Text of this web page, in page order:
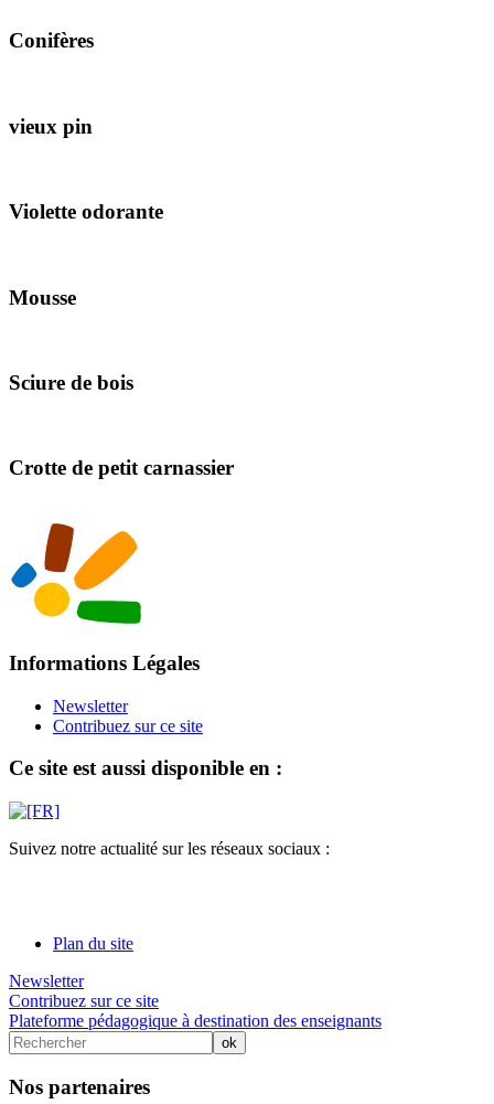
Conifères
vieux pin
Violette odorante
Mousse
Sciure de bois
Crotte de petit carnassier
Informations Légales
Newsletter
Contribuez sur ce site
Ce site est aussi disponible en :
Suivez notre actualité sur les réseaux sociaux :
Plan du site
Newsletter
Contribuez sur ce site
Plateforme pédagogique à destination des enseignants
Nos partenaires